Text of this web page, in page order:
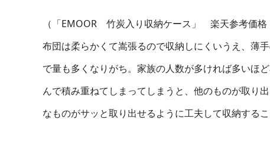
（「EMOOR 竹炭入り収納ケース」 楽天参考価格
布団は柔らかくて嵩張るので収納しにくいうえ、薄
で量も多くなりがち。家族の人数が多ければ多いほ
んで積み重ねてしまってしまうと、他のものが取り
なものがサッと取り出せるように工夫して収納するこ